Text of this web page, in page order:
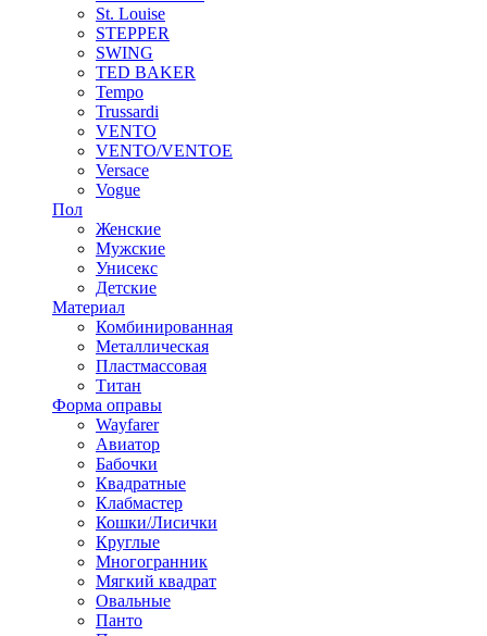
St. Louise
STEPPER
SWING
TED BAKER
Tempo
Trussardi
VENTO
VENTO/VENTOE
Versace
Vogue
Пол
Женские
Мужские
Унисекс
Детские
Материал
Комбинированная
Металлическая
Пластмассовая
Титан
Форма оправы
Wayfarer
Авиатор
Бабочки
Квадратные
Клабмастер
Кошки/Лисички
Круглые
Многогранник
Мягкий квадрат
Овальные
Панто